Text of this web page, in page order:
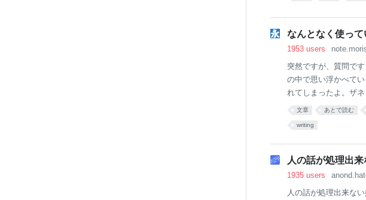
し変わっている（数
資の文章では末尾な
が、本稿の性質もそ
ている）を伏せるが
なんとなく使っ
1953 users
突然ですが、質問で
の中で思い浮かべて
れてしまったよ。ザ
ジョバンニは、 （そ
中の言葉が声に出し
です。 前後の文章か
り分かりやすくなっ
文章 あとで読む
writing
人の話が処理出
1935 users
人の話が処理出来な